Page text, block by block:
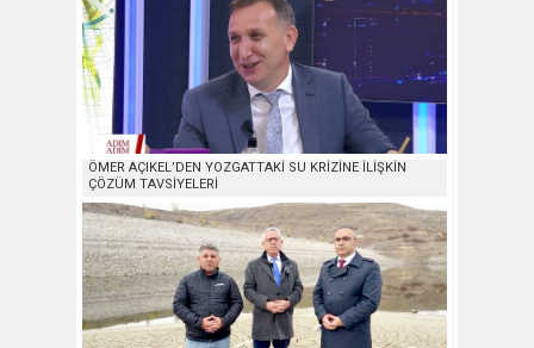
ÖMER AÇIKEL’DEN YOZGATTAKİ SU KRİZİNE İLİŞKİN
ÇÖZÜM TAVSİYELERİ